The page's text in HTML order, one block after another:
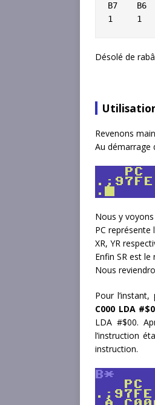
B7    B6
1     1
Désolé de
Revenons
Au démarrage
Nous y
PC représente
XR, YR
Enfin SR est
Nous
Pour
C000 LDA
LDA #$00.
l’instruction
instruction.